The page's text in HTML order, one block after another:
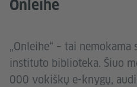
Onleihe
„Onleihe“ – tai nemokama
instituto biblioteka. Šiuo
000 vokiškų e-knygų,